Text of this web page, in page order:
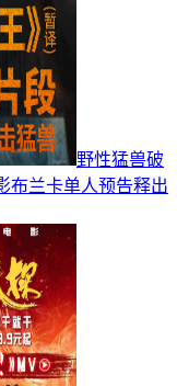
野性猛兽破
布兰卡单人预告释出